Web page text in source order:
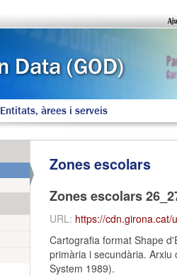
Entitats, àrees i serveis
Zones escolars
Zones escolars
URL: https://
Cartografia format Shape
primària i secundària.
System 1989).